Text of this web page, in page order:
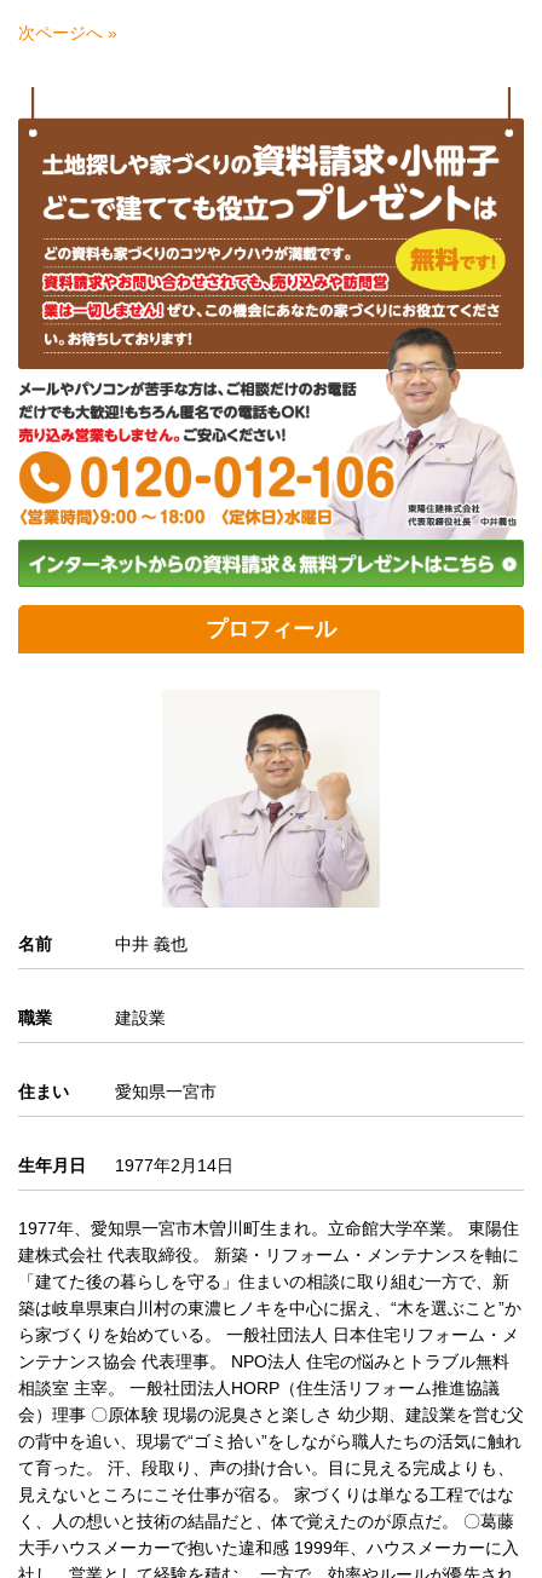
次ページへ »
プロフィール
名前 中井 義也
職業 建設業
住まい 愛知県一宮市
生年月日 1977年2月14日
1977年、愛知県一宮市木曽川町生まれ。立命館大学卒業。 東陽住
建株式会社 代表取締役。 新築・リフォーム・メンテナンスを軸に
「建てた後の暮らしを守る」住まいの相談に取り組む一方で、新
築は岐阜県東白川村の東濃ヒノキを中心に据え、“木を選ぶこと”か
ら家づくりを始めている。 一般社団法人 日本住宅リフォーム・メ
ンテナンス協会 代表理事。 NPO法人 住宅の悩みとトラブル無料
相談室 主宰。 一般社団法人HORP（住生活リフォーム推進協議
会）理事 〇原体験 現場の泥臭さと楽しさ 幼少期、建設業を営む父
の背中を追い、現場で“ゴミ拾い”をしながら職人たちの活気に触れ
て育った。 汗、段取り、声の掛け合い。目に見える完成よりも、
見えないところにこそ仕事が宿る。 家づくりは単なる工程ではな
く、人の想いと技術の結晶だと、体で覚えたのが原点だ。 〇葛藤
大手ハウスメーカーで抱いた違和感 1999年、ハウスメーカーに入